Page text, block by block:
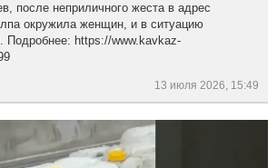
после неприличного жеста в адрес
окружила женщин, и в ситуацию
Подробнее: https://www.kavkaz-
13 июля 2026, 15:49